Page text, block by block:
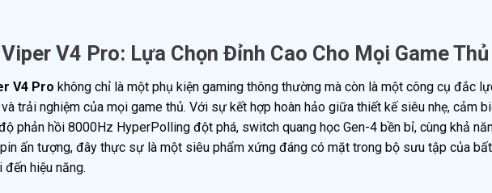
V4 Pro: Lựa Chọn Đỉnh Cao Cho Mọi Game Thủ
V4 Pro không chỉ là một phụ kiện gaming thông thường mà còn là một công cụ đắc
trải nghiệm của mọi game thủ. Với sự kết hợp hoàn hảo giữa thiết kế siêu nhẹ, cảm
phản hồi 8000Hz HyperPolling đột phá, switch quang học Gen-4 bền bỉ, cùng khả
ấn tượng, đây thực sự là một siêu phẩm xứng đáng có mặt trong bộ sưu tập của
hiệu năng.